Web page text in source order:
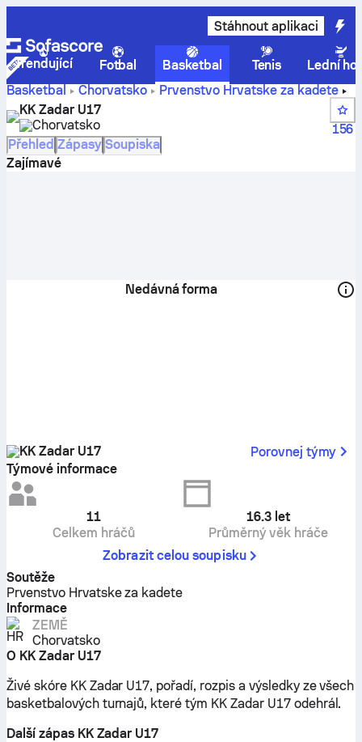
Stáhnout aplikaci
Trendující Fotbal Basketbal Tenis
Lední
Basketbal
Chorvatsko
Prvenstvo Hrvatske za kadete
Skóre, pořadí, rozpis a hráči týmu KK Zadar U17
KK Zadar U17
Chorvatsko
156
Přehled Zápasy Soupiska
Zajímavé
Nedávná forma
KK Zadar U17
Porovnej týmy
Týmové informace
11
Celkem hráčů
16.3 let
Průměrný věk hráče
Zobrazit celou soupisku
Soutěže
Prvenstvo Hrvatske za kadete
Informace
ZEMĚ
Chorvatsko
O KK Zadar U17
Živé skóre KK Zadar U17, pořadí, rozpis a výsledky ze všech
basketbalových turnajů, které tým KK Zadar U17 odehrál.
Další zápas KK Zadar U17